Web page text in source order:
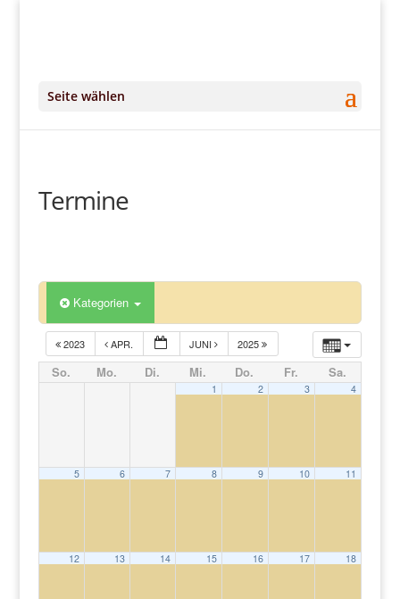
Seite wählen
Termine
Kategorien
2023 APR. JUNI 2025
So. Mo. Di. Mi. Do. Fr. Sa.
1 2 3 4
5 6 7 8 9 10 11
12 13 14 15 16 17 18